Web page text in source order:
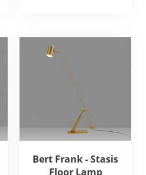
Bert Frank - Stasis
Floor Lamp